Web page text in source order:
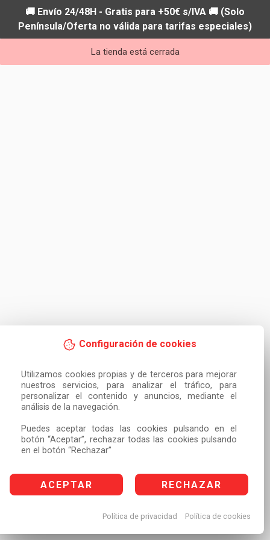
Configuración de cookies
Utilizamos cookies propias y de terceros para mejorar
nuestros servicios, para analizar el tráfico, para
personalizar el contenido y anuncios, mediante el
análisis de la navegación.
Puedes aceptar todas las cookies pulsando en el
botón “Aceptar”, rechazar todas las cookies pulsando
en el botón “Rechazar”
ACEPTAR RECHAZAR
Política de privacidad Política de cookies
🚚 Envío 24/48H - Gratis para +50€ s/IVA 🚚 (Solo
Península/Oferta no válida para tarifas especiales)
La tienda está cerrada